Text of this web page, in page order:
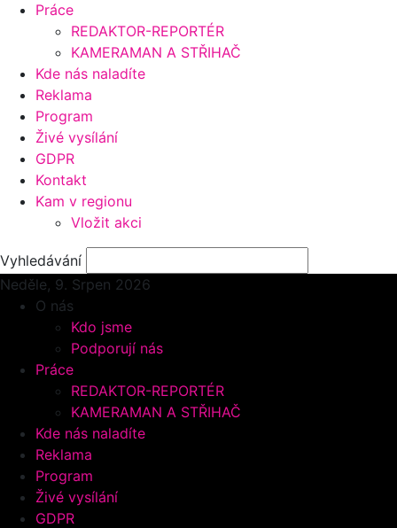
Práce
REDAKTOR-REPORTÉR
KAMERAMAN A STŘIHAČ
Kde nás naladíte
Reklama
Program
Živé vysílání
GDPR
Kontakt
Kam v regionu
Vložit akci
Vyhledávání
Neděle, 9. Srpen 2026
O nás
Kdo jsme
Podporují nás
Práce
REDAKTOR-REPORTÉR
KAMERAMAN A STŘIHAČ
Kde nás naladíte
Reklama
Program
Živé vysílání
GDPR